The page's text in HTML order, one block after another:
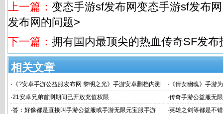
上一篇： 变态手游sf发布网变态手游sf发布
发布网的问题>
下一篇： 拥有国内最顶尖的热血传奇SF发布
相关文章
· 《?安卓手游公益服发布网 黎明之光》手游安卓删档内测
关服公告
· 《倩女幽魂》手游
·21安卓兄弟首测期间已开放充值权限 ·传奇手游公益服无
·答：好像都是直接叫手游公益服或手游无限元宝服手游 ·英雄之剑等都是不